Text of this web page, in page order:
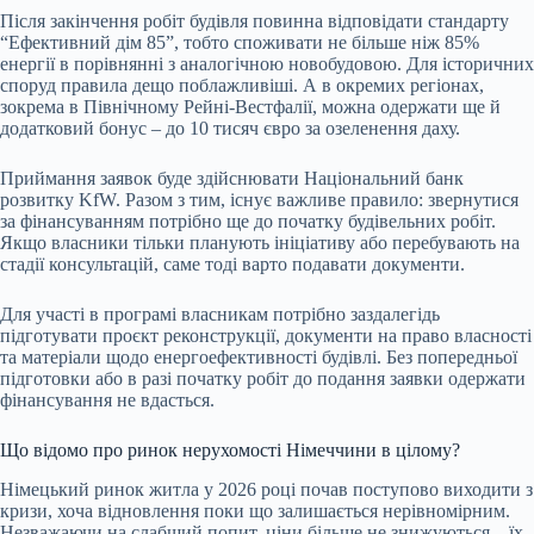
Після закінчення робіт будівля повинна відповідати стандарту
“Ефективний дім 85”, тобто споживати не більше ніж 85%
енергії в порівнянні з аналогічною новобудовою. Для історичних
споруд правила дещо поблажливіші. А в окремих регіонах,
зокрема в Північному Рейні-Вестфалії, можна одержати ще й
додатковий бонус – до 10 тисяч євро за озеленення даху.
Приймання заявок буде здійснювати Національний банк
розвитку KfW. Разом з тим, існує важливе правило: звернутися
за фінансуванням потрібно ще до початку будівельних робіт.
Якщо власники тільки планують ініціативу або перебувають на
стадії консультацій, саме тоді варто подавати документи.
Для участі в програмі власникам потрібно заздалегідь
підготувати проєкт реконструкції, документи на право власності
та матеріали щодо енергоефективності будівлі. Без попередньої
підготовки або в разі початку робіт до подання заявки одержати
фінансування не вдасться.
Що відомо про ринок нерухомості Німеччини в цілому?
Німецький ринок житла у 2026 році почав поступово виходити з
кризи, хоча відновлення поки що залишається нерівномірним.